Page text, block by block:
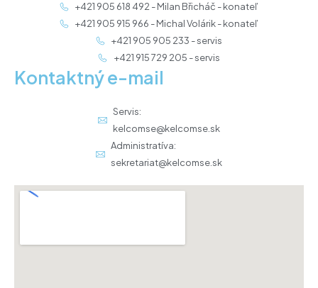
+421 905 618 492 - Milan Břicháč - konateľ
+421 905 915 966 - Michal Volárik - konateľ
+421 905 905 233 - servis
+421 915 729 205 - servis
Kontaktný e-mail
Servis:
kelcomse@kelcomse.sk
Administratíva:
sekretariat@kelcomse.sk